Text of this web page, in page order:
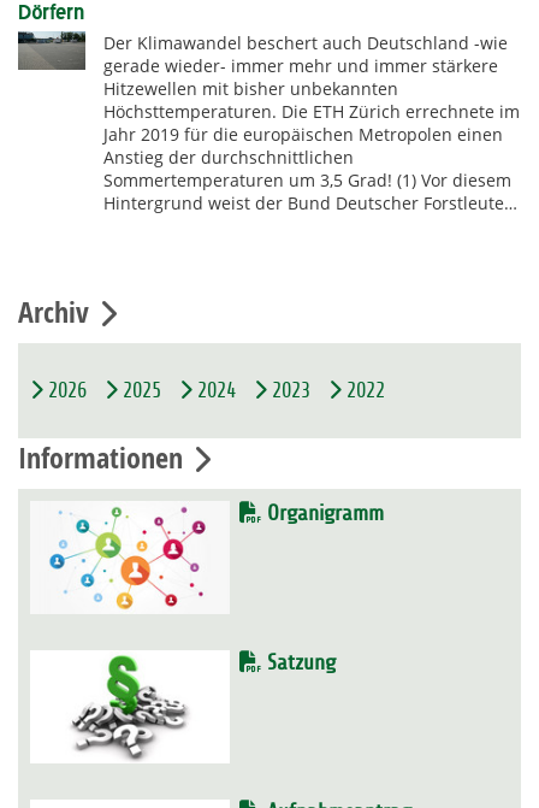
Dörfern
Der Klimawandel beschert auch Deutschland -wie
gerade wieder- immer mehr und immer stärkere
Hitzewellen mit bisher unbekannten
Höchsttemperaturen. Die ETH Zürich errechnete im
Jahr 2019 für die europäischen Metropolen einen
Anstieg der durchschnittlichen
Sommertemperaturen um 3,5 Grad! (1) Vor diesem
Hintergrund weist der Bund Deutscher Forstleute…
Archiv
2026 2025 2024 2023 2022
Informationen
Organigramm
Satzung